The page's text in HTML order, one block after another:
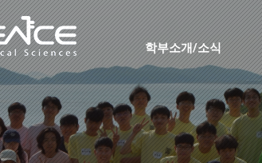
학부소개/소식